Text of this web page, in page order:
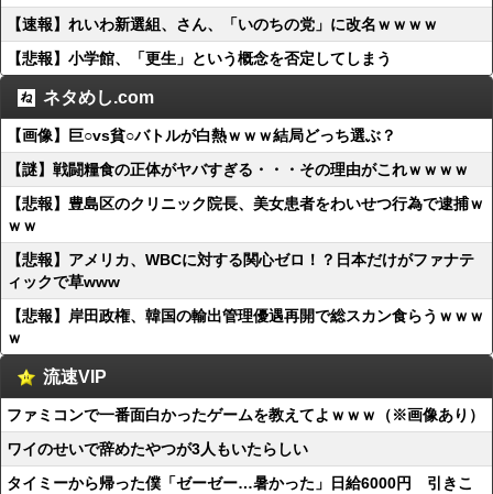
【速報】れいわ新選組、さん、「いのちの党」に改名ｗｗｗｗ
【悲報】小学館、「更生」という概念を否定してしまう
ネタめし.com
【画像】巨○vs貧○バトルが白熱ｗｗｗ結局どっち選ぶ？
【謎】戦闘糧食の正体がヤバすぎる・・・その理由がこれｗｗｗｗ
【悲報】豊島区のクリニック院長、美女患者をわいせつ行為で逮捕ｗ
ｗｗ
【悲報】アメリカ、WBCに対する関心ゼロ！？日本だけがファナテ
ィックで草www
【悲報】岸田政権、韓国の輸出管理優遇再開で総スカン食らうｗｗｗ
ｗ
流速VIP
ファミコンで一番面白かったゲームを教えてよｗｗｗ（※画像あり）
ワイのせいで辞めたやつが3人もいたらしい
タイミーから帰った僕「ゼーゼー…暑かった」日給6000円 引きこ